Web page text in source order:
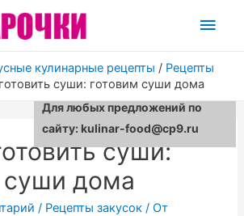
кулинарные рецепты / Рецепты
суши: готовим суши дома
суши:
суши дома
/ Рецепты закусок / От
Для любых предложений по
сайту: kulinar-food@cp9.ru